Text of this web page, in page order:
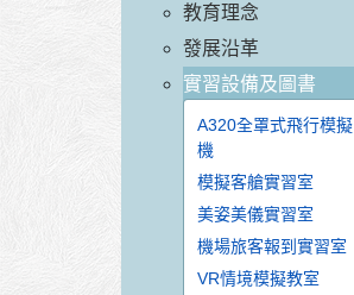
教育理念
發展沿革
實習設備及圖書
A320全罩式飛行模擬
機
模擬客艙實習室
美姿美儀實習室
機場旅客報到實習室
VR情境模擬教室